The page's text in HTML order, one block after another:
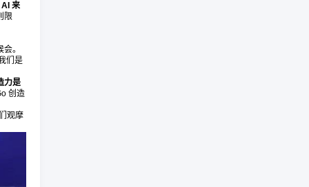
来
限
。
们是
力是
创造
观摩